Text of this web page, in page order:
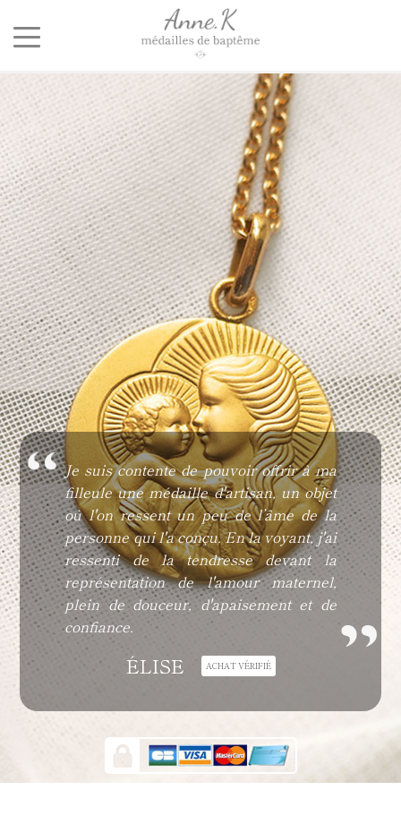
Je suis contente de pouvoir offrir à ma
filleule une médaille d'artisan, un objet
où l'on ressent un peu de l’âme de la
personne qui l'a conçu. En la voyant, j'ai
ressenti de la tendresse devant la
représentation de l'amour maternel,
plein de douceur, d'apaisement et de
confiance.
ÉLISE ACHAT VÉRIFIÉ